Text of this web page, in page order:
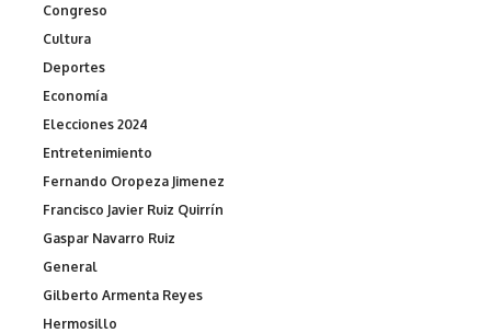
Congreso
Cultura
Deportes
Economía
Elecciones 2024
Entretenimiento
Fernando Oropeza Jimenez
Francisco Javier Ruiz Quirrín
Gaspar Navarro Ruiz
General
Gilberto Armenta Reyes
Hermosillo